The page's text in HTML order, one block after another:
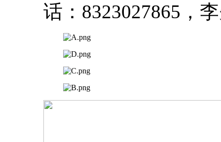
话：8323027865，